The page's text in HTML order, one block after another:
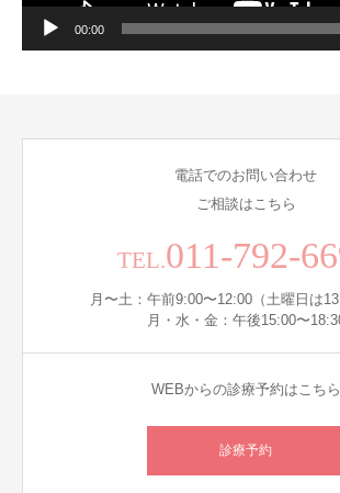
00:00
電話でのお問い合わせ
ご相談はこちら
TEL.011-792-
月〜土：午前9:00〜12:00（土曜日は
月・水・金：午後15:00〜
WEBからの診療予約はこちら
診療予約